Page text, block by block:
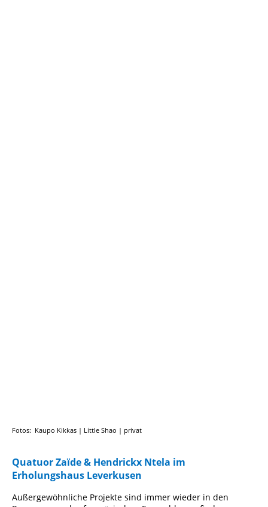
Fotos: Kaupo Kikkas | Little Shao | privat
Quatuor Zaïde & Hendrickx Ntela im
Erholungshaus Leverkusen
Außergewöhnliche Projekte sind immer wieder in den